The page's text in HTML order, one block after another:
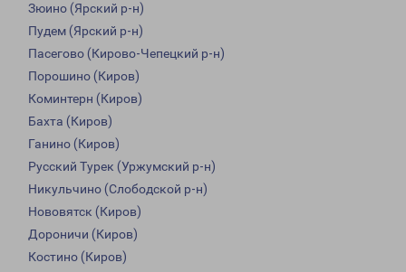
Зюино (Ярский р-н)
Пудем (Ярский р-н)
Пасегово (Кирово-Чепецкий р-н)
Порошино (Киров)
Коминтерн (Киров)
Бахта (Киров)
Ганино (Киров)
Русский Турек (Уржумский р-н)
Никульчино (Слободской р-н)
Нововятск (Киров)
Дороничи (Киров)
Костино (Киров)